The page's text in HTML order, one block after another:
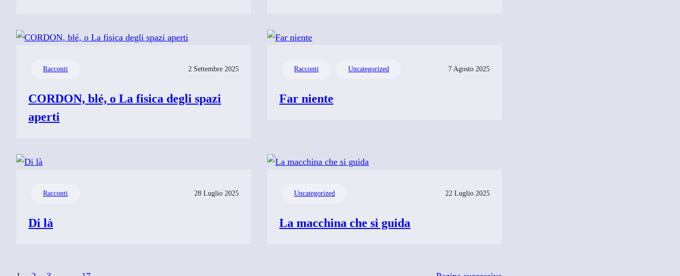
Racconti 2 Settembre 2025
CORDON, blé, o La fisica degli spazi
aperti
Racconti Uncategorized 7 Agosto 2025
Far niente
Racconti 28 Luglio 2025
Di là
Uncategorized 22 Luglio 2025
La macchina che si guida